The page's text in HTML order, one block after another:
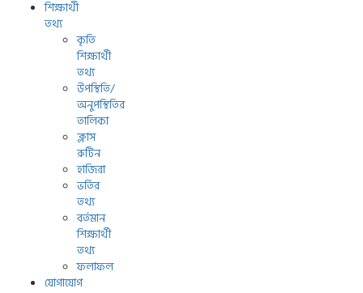
শিক্ষার্থী
তথ্য
কৃতি
শিক্ষার্থী
তথ্য
উপস্থিতি/
অনুপস্থিতির
তালিকা
ক্লাস
রুটিন
হাজিরা
ভর্তির
তথ্য
বর্তমান
শিক্ষার্থী
তথ্য
ফলাফল
যোগাযোগ